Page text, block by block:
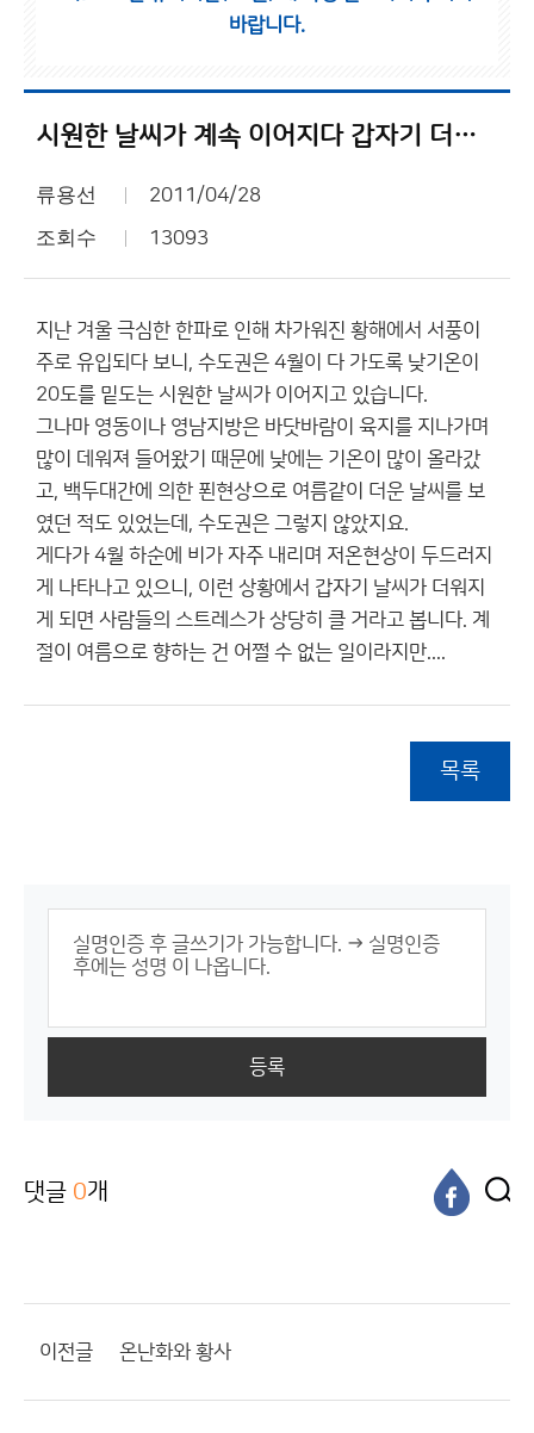
바랍니다.
시원한 날씨가 계속 이어지다 갑자기 더워지면 날씨에 대한 스트레스가 클 것 같습니다.
류용선 2011/04/28
조회수 13093
지난 겨울 극심한 한파로 인해 차가워진 황해에서 서풍이
주로 유입되다 보니, 수도권은 4월이 다 가도록 낮기온이
20도를 밑도는 시원한 날씨가 이어지고 있습니다.
그나마 영동이나 영남지방은 바닷바람이 육지를 지나가며
많이 데워져 들어왔기 때문에 낮에는 기온이 많이 올라갔
고, 백두대간에 의한 푄현상으로 여름같이 더운 날씨를 보
였던 적도 있었는데, 수도권은 그렇지 않았지요.
게다가 4월 하순에 비가 자주 내리며 저온현상이 두드러지
게 나타나고 있으니, 이런 상황에서 갑자기 날씨가 더워지
게 되면 사람들의 스트레스가 상당히 클 거라고 봅니다. 계
절이 여름으로 향하는 건 어쩔 수 없는 일이라지만....
목록
등록
댓글 0개
이전글 온난화와 황사